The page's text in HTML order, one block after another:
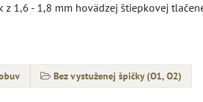
1,6 - 1,8 mm hovädzej štiepkovej
Bez vystuženej špičky (O1, O2)